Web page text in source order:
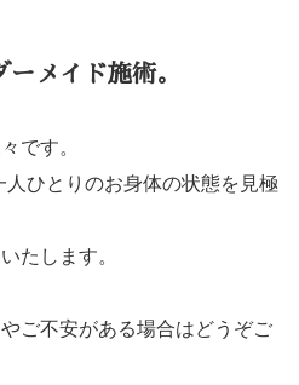
メイド施術。
です。
人ひとりのお身体の状態を見極
たします。
ご不安がある場合はどうぞご